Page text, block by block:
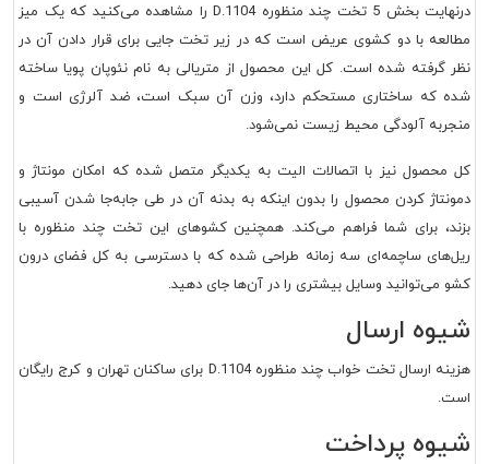
درنهایت بخش 5 تخت چند منظوره D.1104 را مشاهده می‌کنید که یک میز
مطالعه با دو کشوی عریض است که در زیر تخت جایی برای قرار دادن آن در
نظر گرفته شده است. کل این محصول از متریالی به نام نئوپان پویا ساخته
شده که ساختاری مستحکم دارد، وزن آن سبک است، ضد آلرژی است و
منجربه آلودگی محیط زیست نمی‌شود.
کل محصول نیز با اتصالات الیت به یکدیگر متصل شده که امکان مونتاژ و
دمونتاژ کردن محصول را بدون اینکه به بدنه آن در طی جابه‌جا شدن آسیبی
بزند، برای شما فراهم می‌کند. همچنین کشوهای این تخت چند منظوره با
ریل‌های ساچمه‌ای سه زمانه طراحی شده که با دسترسی به کل فضای درون
کشو می‌توانید وسایل بیشتری را در آن‌ها جای دهید.
شیوه ارسال
هزینه ارسال تخت خواب چند منظوره D.1104 برای ساکنان تهران و کرج رایگان
است.
شیوه پرداخت